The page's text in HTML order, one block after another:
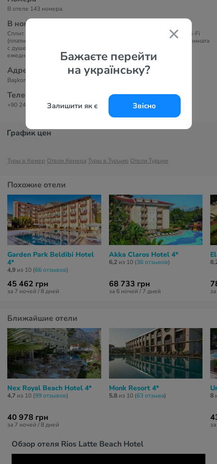
Бажаєте перейти
на українську?
Залишити як є Звісно
Обзор отеля Rios Latte Beach Hotel
В отеле 143 номера.
В номерах
Сплит кондиционер, сейф (платно), телевизор, спутниковое ТВ, Wi-Fi
(платно), телефон (платно), мини-бар пустой (бесплатно), ванная комната
с душем, фен (бесплатно), балкон (не везде). Уборка в номере:
ежедневно, смена белья: два раза в неделю.
Адрес
Başkomutan Atatürk Cad. No:56, 07980 Beldibi, Kemer, Antalya,Turkey
Телефоны
+90 242 745 04 86
График цен
Туры в Кемер Отели Кемера Туры в Турцию Отели Турции
Похожие отели
Garden Park Beldibi Hotel
4*
4,9 из 10 (66 отзывов)
45 462 грн
за 7 ночей / 8 дней
Akka Claros Hotel 4*
6,2из 10 (36 отзывов)
68 733 грн
за 6 ночей / 7 дней
Ближайшие отели
Nex Royal Beach Hotel 4*
4,7 из 10 (99 отзывов)
40 978 грн
за 7 ночей / 8 дней
Monk Resort 4*
5,8из 10 (63 отзывa) 8